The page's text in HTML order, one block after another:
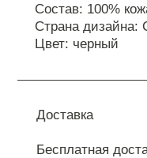
Состав: 100%
Страна
Цвет: черный
Доставка
Бесплатная